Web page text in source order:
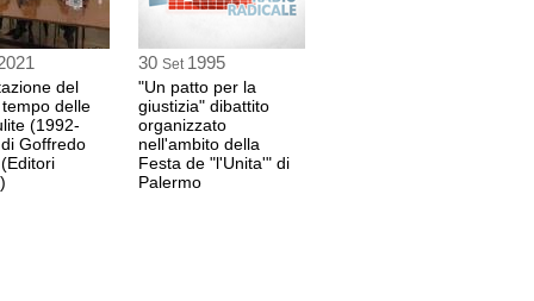
del
delle
(1992-
Goffredo
30 Set 1995
"Un patto per la
giustizia" dibattito
organizzato
nell'ambito della
Festa de "l'Unita'" di
Palermo